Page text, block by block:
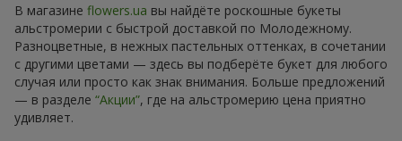
В магазине flowers.ua вы найдёте роскошные букеты
альстромерии с быстрой доставкой по Молодежному.
Разноцветные, в нежных пастельных оттенках, в сочетании
с другими цветами — здесь вы подберёте букет для любого
случая или просто как знак внимания. Больше предложений
— в разделе “Акции”, где на альстромерию цена приятно
удивляет.